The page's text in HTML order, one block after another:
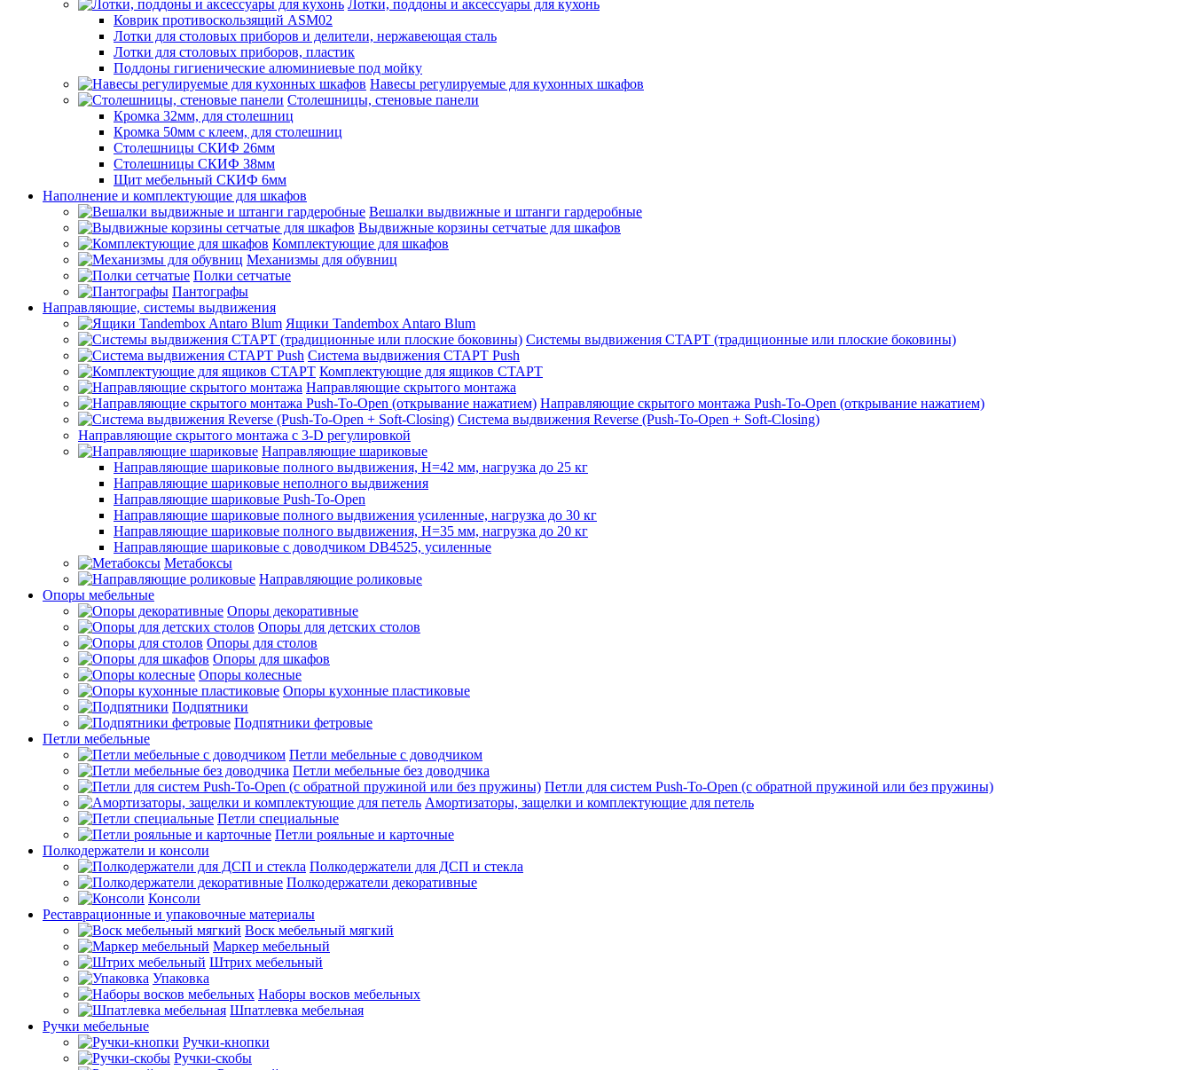
Лотки, поддоны и аксессуары для кухонь
Коврик противоскользящий ASM02
Лотки для столовых приборов и делители, нержавеющая сталь
Лотки для столовых приборов, пластик
Поддоны гигиенические алюминиевые под мойку
Навесы регулируемые для кухонных шкафов
Столешницы, стеновые панели
Кромка 32мм, для столешниц
Кромка 50мм с клеем, для столешниц
Столешницы СКИФ 26мм
Столешницы СКИФ 38мм
Щит мебельный СКИФ 6мм
Наполнение и комплектующие для шкафов
Вешалки выдвижные и штанги гардеробные
Выдвижные корзины сетчатые для шкафов
Комплектующие для шкафов
Механизмы для обувниц
Полки сетчатые
Пантографы
Направляющие, системы выдвижения
Ящики Tandembox Antaro Blum
Системы выдвижения СТАРТ (традиционные или плоские боковины)
Система выдвижения СТАРТ Push
Комплектующие для ящиков СТАРТ
Направляющие скрытого монтажа
Направляющие скрытого монтажа Push-To-Open (открывание нажатием)
Система выдвижения Reverse (Push-To-Open + Soft-Closing)
Направляющие скрытого монтажа с 3-D регулировкой
Направляющие шариковые
Направляющие шариковые полного выдвижения, H=42 мм, нагрузка до 25 кг
Направляющие шариковые неполного выдвижения
Направляющие шариковые Push-To-Open
Направляющие шариковые полного выдвижения усиленные, нагрузка до 30 кг
Направляющие шариковые полного выдвижения, H=35 мм, нагрузка до 20 кг
Направляющие шариковые с доводчиком DB4525, усиленные
Метабоксы
Направляющие роликовые
Опоры мебельные
Опоры декоративные
Опоры для детских столов
Опоры для столов
Опоры для шкафов
Опоры колесные
Опоры кухонные пластиковые
Подпятники
Подпятники фетровые
Петли мебельные
Петли мебельные с доводчиком
Петли мебельные без доводчика
Петли для систем Push-To-Open (с обратной пружиной или без пружины)
Амортизаторы, защелки и комплектующие для петель
Петли специальные
Петли рояльные и карточные
Полкодержатели и консоли
Полкодержатели для ДСП и стекла
Полкодержатели декоративные
Консоли
Реставрационные и упаковочные материалы
Воск мебельный мягкий
Маркер мебельный
Штрих мебельный
Упаковка
Наборы восков мебельных
Шпатлевка мебельная
Ручки мебельные
Ручки-кнопки
Ручки-скобы